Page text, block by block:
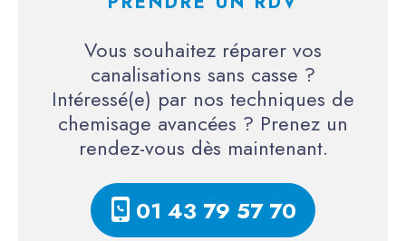
Vous souhaitez réparer vos
canalisations sans casse ?
Intéressé(e) par nos techniques de
chemisage avancées ? Prenez un
rendez-vous dès maintenant.
01 43 79 57 70